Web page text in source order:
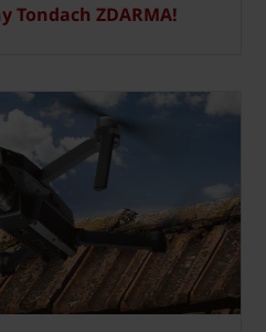
Tondach ZDARMA!